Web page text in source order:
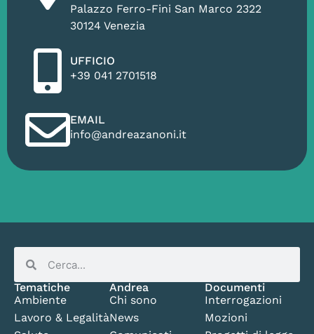
Palazzo Ferro-Fini San Marco 2322
30124 Venezia
UFFICIO
+39 041 2701518
EMAIL
info@andreazanoni.it
Tematiche
Ambiente
Lavoro & Legalità
Andrea
Chi sono
News
Documenti
Interrogazioni
Mozioni